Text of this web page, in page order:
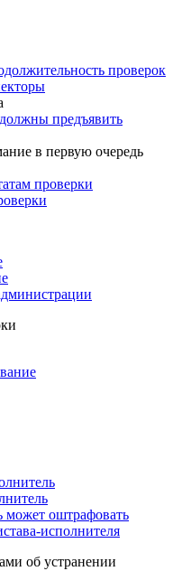
проверок
предъявить
в первую очередь
проверки
может оштрафовать
исполнителя
об устранении